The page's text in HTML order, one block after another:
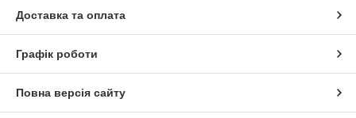
Доставка та оплата
Графік роботи
Повна версія сайту